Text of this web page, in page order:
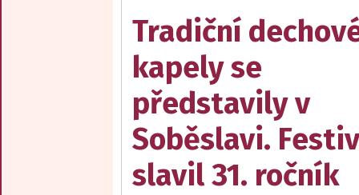
Tradiční
kapely se
představily v
Soběslavi.
slavil 31. ročník